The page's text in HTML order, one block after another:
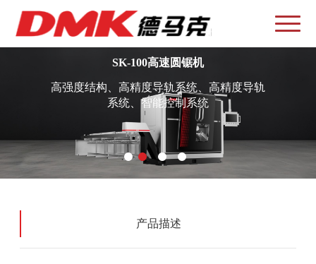
SK-100高速圆锯机
高强度结构、高精度导轨系统、高精度导轨
系统、智能控制系统
产品描述